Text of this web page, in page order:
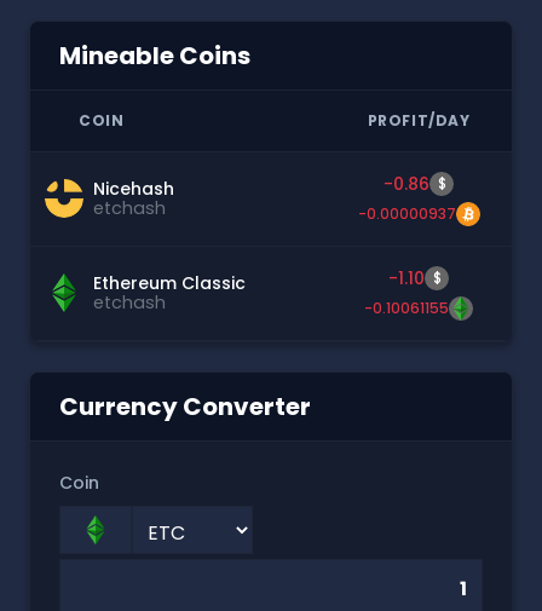
Mineable Coins
COIN PROFIT/DAY
Nicehash
etchash
-0.86 $
-0.00000937
Ethereum Classic
etchash
-1.10 $
-0.10061155
Currency Converter
Coin